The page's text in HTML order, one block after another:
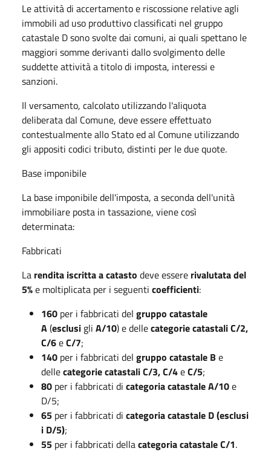
Le attività di accertamento e riscossione relative agli
immobili ad uso produttivo classificati nel gruppo
catastale D sono svolte dai comuni, ai quali spettano le
maggiori somme derivanti dallo svolgimento delle
suddette attività a titolo di imposta, interessi e
sanzioni.
Il versamento, calcolato utilizzando l'aliquota
deliberata dal Comune, deve essere effettuato
contestualmente allo Stato ed al Comune utilizzando
gli appositi codici tributo, distinti per le due quote.
Base imponibile
La base imponibile dell'imposta, a seconda dell'unità
immobiliare posta in tassazione, viene così
determinata:
Fabbricati
La rendita iscritta a catasto deve essere rivalutata del
5%e moltiplicata per i seguenti coefficienti:
160 per i fabbricati del gruppo catastale
A(esclusi gli A/10) e dellecategorie catastaliC/2,
C/6eC/7;
140 per i fabbricati del gruppo catastale B e
dellecategorie catastali C/3, C/4eC/5;
80 per i fabbricati di categoria catastale A/10e
D/5;
65 per i fabbricati di categoria catastale D (esclusi
i D/5);
55 per i fabbricati dellacategoria catastale C/1.